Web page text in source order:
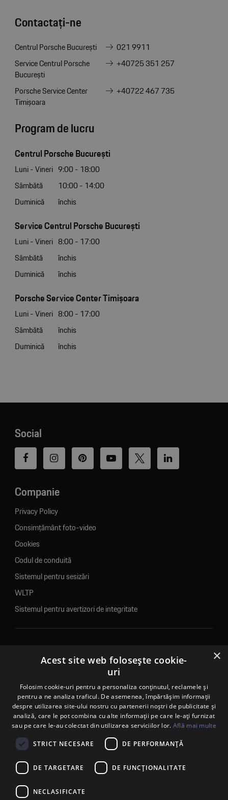
Contactați-ne
Centrul Porsche București
021 9911
Service Centrul Porsche
București
+40725 351 257
Porsche Service Center
Timișoara
+40722 467 735
Program de lucru
Centrul Porsche București
Luni - Vineri 9:00 - 18:00
Sâmbătă
10:00 - 14:00
Duminică
închis
Service Centrul Porsche București
Luni - Vineri 8:00 - 17:00
Sâmbătă
închis
Duminică
închis
Porsche Service Center Timișoara
Luni - Vineri 8:00 - 17:00
Sâmbătă
închis
Duminică
închis
Social
Companie
Privacy Policy
Consimțământ foto-video
Cookies
Codul de conduită
Sistemul pentru sesizări
WLTP
Sistemul pentru avertizori de integritate
© 2026. Porsche Inter Auto Romania. Toate drepturile rezervate.
Porsche Inter Auto Romania SRL
RO22188461 J2007002067233
B-dul Pipera, nr. 2, Sala 1, Etaj 2, Voluntari, jud.Ilfov - sediu
social
B-dul Pipera, nr. 1/X, Centrul Porsche București – PCB,
Voluntari, jud. Ilfov – punct de lucru
Calea Lugojului, nr. 136, loc. Ghiroda, jud. Timiș – punct de
×
Acest site web folosește cookie-
uri
Folosim cookie-uri pentru a personaliza conținutul, reclamele și
pentru a ne analiza traficul. De asemenea, împărtășim informații
despre utilizarea site-ului nostru cu partenerii noștri de publicitate și
analiză, care le pot combina cu alte informații pe care le-ați furnizat
sau pe care le-au colectat din utilizarea serviciilor lor. Află mai multe
STRICT NECESARE DE PERFORMANȚĂ
DE TARGETARE DE FUNCŢIONALITATE
NECLASIFICATE